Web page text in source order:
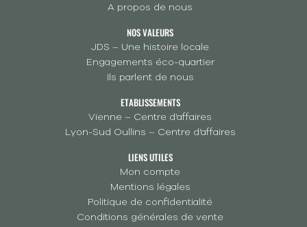
A propos de nous
NOS VALEURS
JDS – Une histoire locale
Engagements éco-quartier
Ils parlent de nous
ETABLISSEMENTS
Vienne – Centre d’affaires
Lyon-Sud Oullins – Centre d’affaires
LIENS UTILES
Mon compte
Mentions légales
Politique de confidentialité
Conditions générales de vente